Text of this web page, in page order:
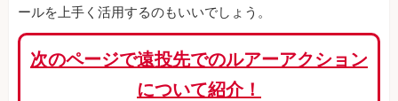
ールを上手く活用するのもいいでしょう。
次のページで遠投先でのルアーアクション
について紹介！